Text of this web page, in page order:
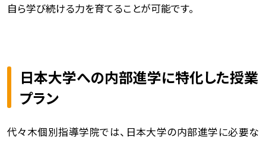
自ら学び続ける力を育てることが可能です。
日本大学への内部進学に特化した授業
プラン
代々木個別指導学院では、日本大学の内部進学に必要な